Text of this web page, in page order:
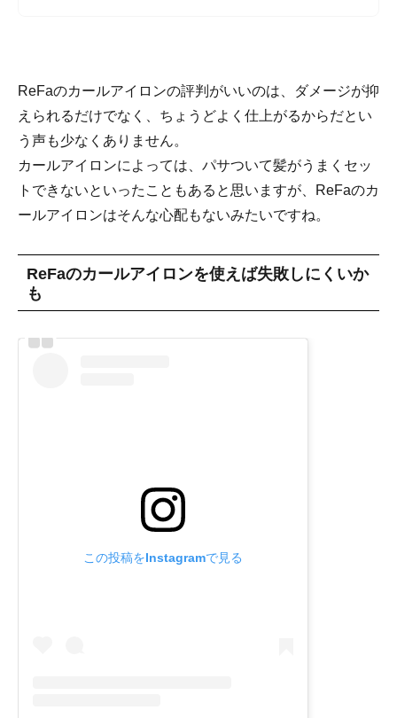
ReFaのカールアイロンの評判がいいのは、ダメージが抑
えられるだけでなく、ちょうどよく仕上がるからだとい
う声も少なくありません。
カールアイロンによっては、パサついて髪がうまくセッ
トできないといったこともあると思いますが、ReFaのカ
ールアイロンはそんな心配もないみたいですね。
ReFaのカールアイロンを使えば失敗しにくいか
も
この投稿をInstagramで見る